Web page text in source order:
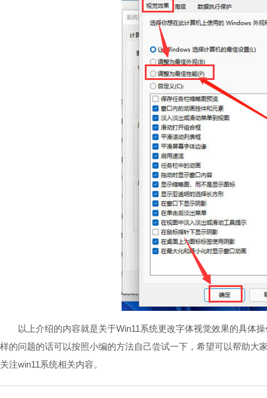
以上介绍的内容就是关于Win11系统更改字体视觉效果的具体操
样的问题的话可以按照小编的方法自己尝试一下，希望可以帮助大
关注win11系统相关内容。